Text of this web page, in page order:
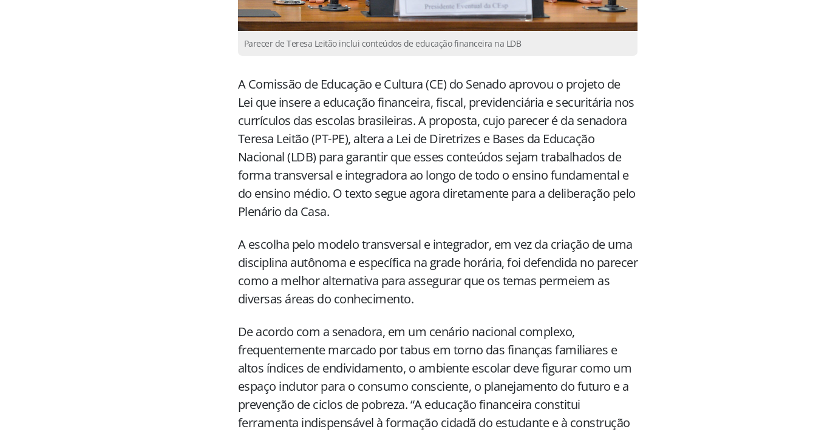
Parecer de Teresa Leitão inclui conteúdos de educação financeira na LDB
A Comissão de Educação e Cultura (CE) do Senado aprovou o projeto de
Lei que insere a educação financeira, fiscal, previdenciária e securitária nos
currículos das escolas brasileiras. A proposta, cujo parecer é da senadora
Teresa Leitão (PT-PE), altera a Lei de Diretrizes e Bases da Educação
Nacional (LDB) para garantir que esses conteúdos sejam trabalhados de
forma transversal e integradora ao longo de todo o ensino fundamental e
do ensino médio. O texto segue agora diretamente para a deliberação pelo
Plenário da Casa.
A escolha pelo modelo transversal e integrador, em vez da criação de uma
disciplina autônoma e específica na grade horária, foi defendida no parecer
como a melhor alternativa para assegurar que os temas permeiem as
diversas áreas do conhecimento.
De acordo com a senadora, em um cenário nacional complexo,
frequentemente marcado por tabus em torno das finanças familiares e
altos índices de endividamento, o ambiente escolar deve figurar como um
espaço indutor para o consumo consciente, o planejamento do futuro e a
prevenção de ciclos de pobreza. “A educação financeira constitui
ferramenta indispensável à formação cidadã do estudante e à construção